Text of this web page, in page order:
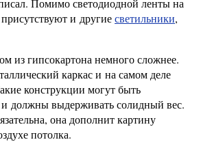
Помимо светодиодной ленты на
и другиесветильники,
из гипсокартона немного сложнее.
каркас и на самом деле
конструкции могут быть
должны выдерживать солидный вес.
она дополнит картину
потолка.